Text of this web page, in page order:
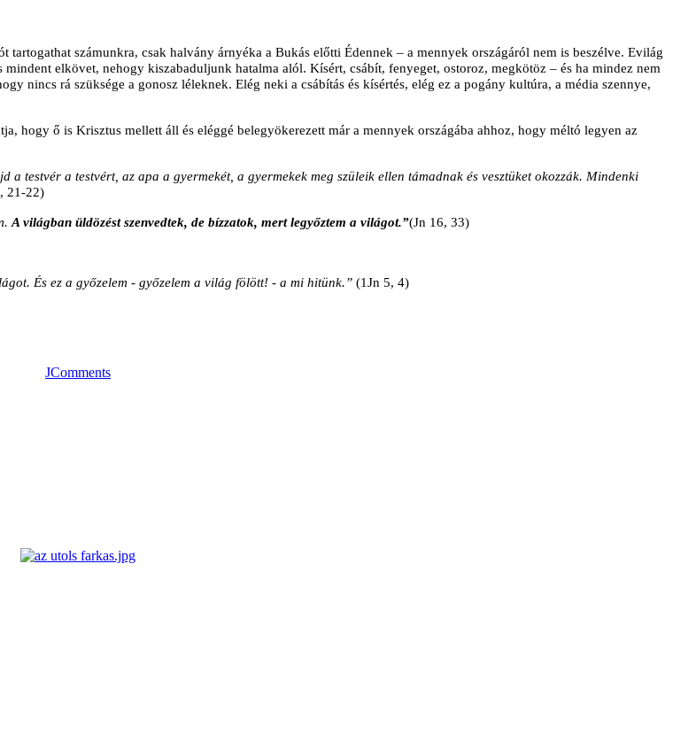
számunkra, csak halvány árnyéka a Bukás előtti Édennek – a mennyek országáról nem is beszélve. Evilág
elkövet, nehogy kiszabaduljunk hatalma alól. Kísért, csábít, fenyeget, ostoroz, megkötöz – és ha mindez nem
nincs rá szüksége a gonosz léleknek. Elég neki a csábítás és kísértés, elég ez a pogány kultúra, a média szennye,
hogy ő is Krisztus mellett áll és eléggé belegyökerezett már a mennyek országába ahhoz, hogy méltó legyen az
a testvér a testvért, az apa a gyermekét, a gyermekek meg szüleik ellen támadnak és vesztüket okozzák. Mindenki
21-22)
A világban üldözést szenvedtek, de bízzatok, mert legyőztem a világot.”(Jn 16, 33)
És ez a győzelem - győzelem a világ fölött! - a mi hitünk.” (1Jn 5, 4)
JComments